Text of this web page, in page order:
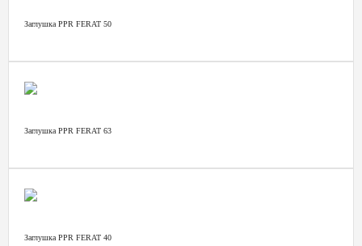
Заглушка PPR FERAT 50
Заглушка PPR FERAT 63
Заглушка PPR FERAT 40